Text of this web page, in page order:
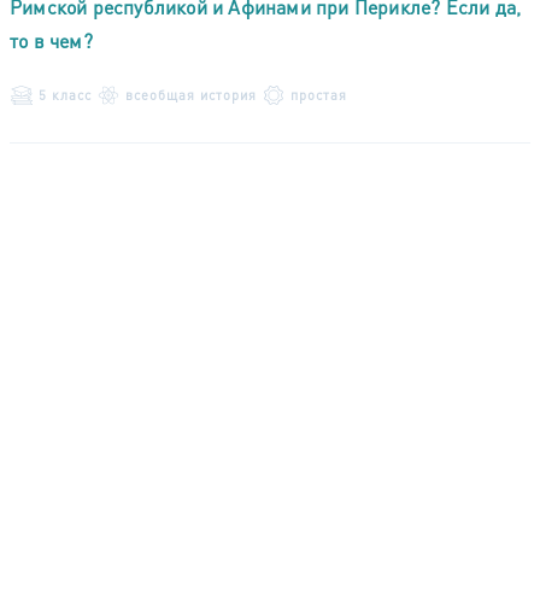
Римской республикой и Афинами при Перикле? Если да,
то в чем?
5 класс всеобщая история простая